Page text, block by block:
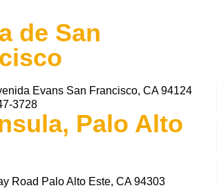
de San
Evans San Francisco, CA 94124
3728
Palo Alto
Road Palo Alto Este, CA 94303